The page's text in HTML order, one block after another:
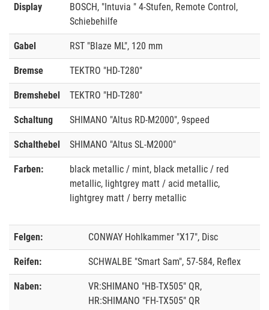
Display
BOSCH, "Intuvia " 4-Stufen, Remote Control,
Schiebehilfe
Gabel RST "Blaze ML", 120 mm
Bremse TEKTRO "HD-T280"
Bremshebel TEKTRO "HD-T280"
Schaltung SHIMANO "Altus RD-M2000", 9speed
Schalthebel SHIMANO "Altus SL-M2000"
Farben:
black metallic / mint, black metallic / red
metallic, lightgrey matt / acid metallic,
lightgrey matt / berry metallic
Felgen: CONWAY Hohlkammer "X17", Disc
Reifen: SCHWALBE "Smart Sam", 57-584, Reflex
Naben:
VR:SHIMANO "HB-TX505" QR,
HR:SHIMANO "FH-TX505" QR